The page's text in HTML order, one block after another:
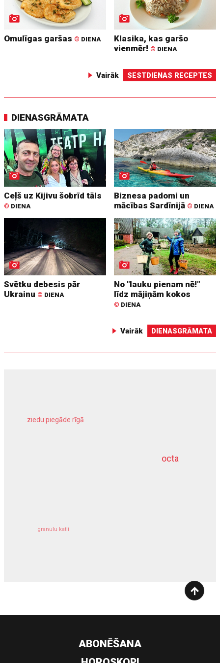
Omulīgas garšas © DIENA
Klasika, kas garšo
vienmēr! © DIENA
Vairāk SESTDIENAS RECEPTES
DIENASGRĀMATA
Ceļš uz Kijivu šobrīd tāls
© DIENA
Biznesa padomi un
mācības Sardīnijā © DIENA
Svētku debesis pār
Ukrainu © DIENA
No "lauku pienam nē!"
līdz mājiņām kokos
© DIENA
Vairāk DIENASGRĀMATA
octa
ziedu piegāde rīgā
granulu katli
dziļurbums
ABONĒŠANA